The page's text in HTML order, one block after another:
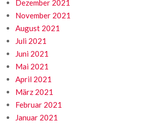
Dezember 2021
November 2021
August 2021
Juli 2021
Juni 2021
Mai 2021
April 2021
März 2021
Februar 2021
Januar 2021